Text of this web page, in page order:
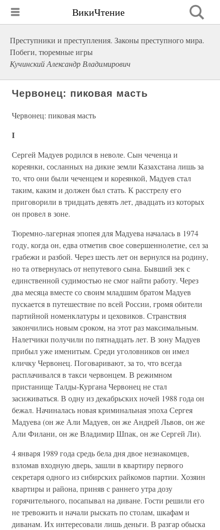
ВикиЧтение
Преступники и преступления. Законы преступного мира.
Побеги, тюремные игры
Кучинский Александр Владимирович
Червонец: пиковая масть
Червонец: пиковая масть
I
Сергей Мадуев родился в неволе. Сын чеченца и
кореянки, сосланных на дикие земли Казахстана лишь за
то, что они были чеченцем и кореянкой, Мадуев стал
таким, каким и должен был стать. К расстрелу его
приговорили в тридцать девять лет, двадцать из которых
он провел в зоне.
Тюремно-лагерная эпопея для Мадуева началась в 1974
году, когда он, едва отметив свое совершеннолетие, сел за
грабежи и разбой. Через шесть лет он вернулся на родину,
но та отвернулась от непутевого сына. Бывший зек с
единственной судимостью не смог найти работу. Через
два месяца вместе со своим младшим братом Мадуев
пускается в путешествие по всей России, громя обители
партийной номенклатуры и цеховиков. Странствия
закончились новым сроком, на этот раз максимальным.
Налетчики получили по пятнадцать лет. В зону Мадуев
прибыл уже именитым. Среди уголовников он имел
кличку Червонец. Поговаривают, за то, что всегда
расплачивался в такси червонцем. В режимном
пристанище Талды-Кургана Червонец не стал
засиживаться. В одну из декабрьских ночей 1988 года он
бежал. Начиналась новая криминальная эпоха Сергея
Мадуева (он же Али Мадуев, он же Андрей Львов, он же
Али Филани, он же Владимир Шпак, он же Сергей Ли).
4 января 1989 года средь бела дня двое незнакомцев,
взломав входную дверь, зашли в квартиру первого
секретаря одного из сибирских райкомов партии. Хозяин
квартиры и района, приняв с раннего утра дозу
горячительного, посапывал на диване. Гости решили его
не тревожить и начали рыскать по столам, шкафам и
диванам. Их интересовали лишь деньги. В разгар обыска